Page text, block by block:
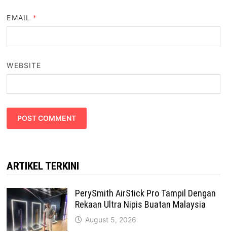
EMAIL *
WEBSITE
ARTIKEL TERKINI
PerySmith AirStick Pro Tampil Dengan
Rekaan Ultra Nipis Buatan Malaysia
August 5, 2026